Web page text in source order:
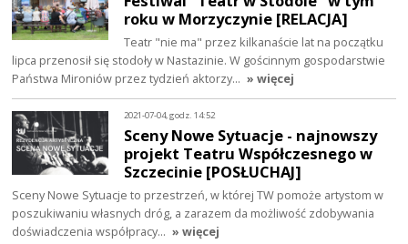
roku w Morzyczynie [RELACJA]
Teatr "nie ma" przez kilkanaście lat na początku
lipca przenosił się stodoły w Nastazinie. W gościnnym gospodarstwie
Państwa Mironiów przez tydzień aktorzy… » więcej
2021-07-04, godz. 14:52
Sceny Nowe Sytuacje - najnowszy
projekt Teatru Współczesnego w
Szczecinie [POSŁUCHAJ]
Sceny Nowe Sytuacje to przestrzeń, w której TW pomoże artystom w
poszukiwaniu własnych dróg, a zarazem da możliwość zdobywania
doświadczenia współpracy… » więcej